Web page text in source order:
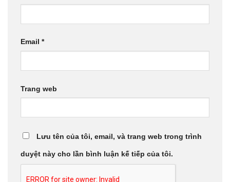
Email *
Trang web
Lưu tên của tôi, email, và trang web trong trình
duyệt này cho lần bình luận kế tiếp của tôi.